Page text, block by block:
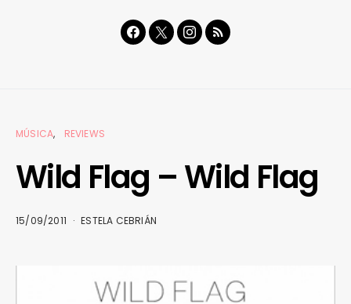
MÚSICA REVIEWS
Wild Flag – Wild Flag
15/09/2011 ESTELA CEBRIÁN